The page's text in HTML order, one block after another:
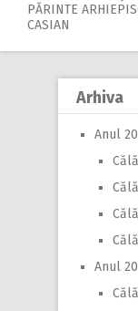
PĂRINTE
CASIAN
Arhiva
Anul
Anul